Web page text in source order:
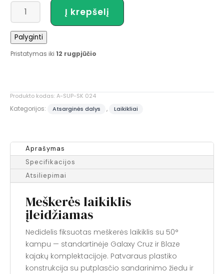
produkto
kiekis:
Meškerės
Laikiklis
Įleidžiamas
Į krepšelį
Palyginti
Pristatymas iki 12 rugpjūčio
Produkto kodas:A-SUP-SK 024
Kategorijos: Atsarginės dalys , Laikikliai
Aprašymas
Specifikacijos
Atsiliepimai
Meškerės laikiklis
įleidžiamas
Nedidelis fiksuotas meškerės laikiklis su 50°
kampu — standartinėje Galaxy Cruz ir Blaze
kajakų komplektacijoje. Patvaraus plastiko
konstrukcija su putplasčio sandarinimo žiedu ir